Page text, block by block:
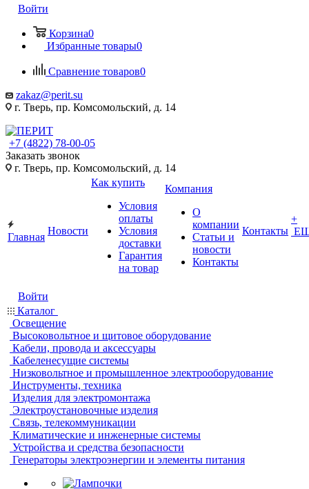
Войти
Корзина0
Избранные товары0
Сравнение товаров0
zakaz@perit.su
г. Тверь, пр. Комсомольский, д. 14
+7 (4822) 78-00-05
Заказать звонок
г. Тверь, пр. Комсомольский, д. 14
Главная
Новости
Как купить
Условия
оплаты
Условия
доставки
Гарантия
на товар
Компания
О
компании
Статьи и
новости
Контакты
Контакты
+
Войти
Каталог
Освещение
Высоковольтное и щитовое оборудование
Кабели, провода и аксессуары
Кабеленесущие системы
Низковольтное и промышленное электрооборудование
Инструменты, техника
Изделия для электромонтажа
Электроустановочные изделия
Связь, телекоммуникации
Климатические и инженерные системы
Устройства и средства безопасности
Генераторы электроэнергии и элементы питания